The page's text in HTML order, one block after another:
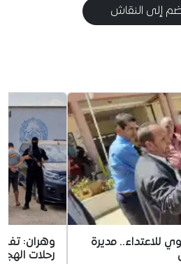
إلى النقاش
للاعتداء.. مديرة
وهران:
رحلات الهجرة